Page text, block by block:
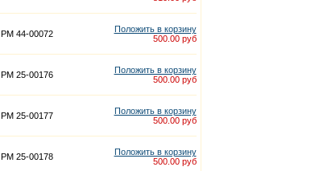
PM 44-00072
Положить в корзину
500.00 руб
PM 25-00176
Положить в корзину
500.00 руб
PM 25-00177
Положить в корзину
500.00 руб
PM 25-00178
Положить в корзину
500.00 руб